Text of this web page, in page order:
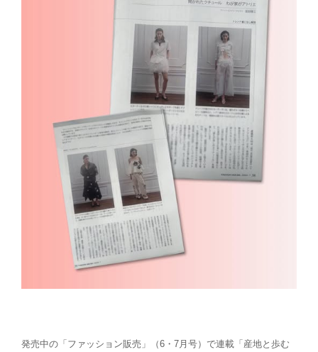
発売中の「ファッション販売」（6・7月号）で連載「産地と歩む